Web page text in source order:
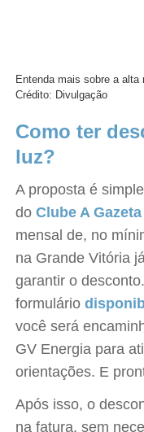
Entenda mais sobre a
Crédito: Divulgação
Como ter
luz?
A proposta é
doClube A Gazeta
mensal de, no
na Grande Vitória
garantir o
formulário
você será
GV Energia para
orientações. E
Após isso, o
na fatura, sem